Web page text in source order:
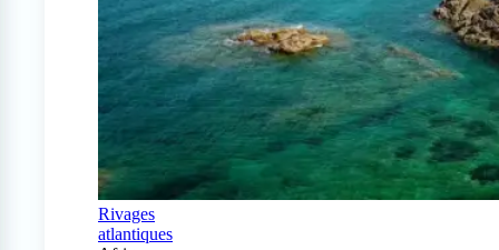
Rivages
atlantiques